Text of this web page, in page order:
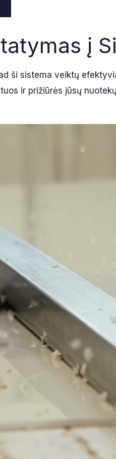
į
ši sistema veiktų
ir prižiūrės jūsų